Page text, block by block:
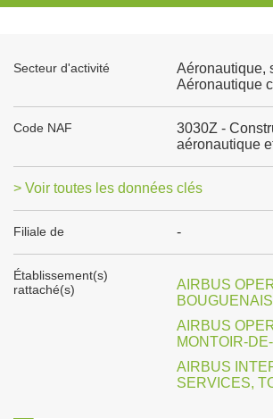
Secteur d'activité
Aéronautique,
Aéronautique
Code NAF
3030Z -
aéronautique
> Voir toutes les données clés
Filiale de -
Établissement(s)
rattaché(s)
AIRBUS
AIRBUS
MONTOIR-
AIRBUS
SERVICES,